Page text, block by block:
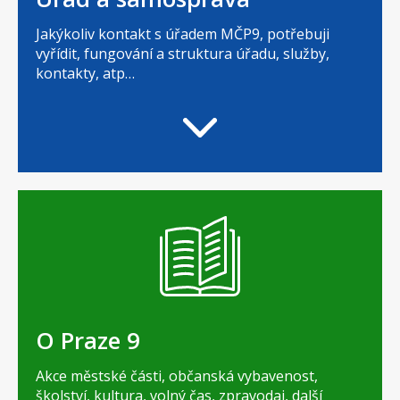
Jakýkoliv kontakt s úřadem MČP9, potřebuji
vyřídit, fungování a struktura úřadu, služby,
kontakty, atp…
O Praze 9
Akce městské části, občanská vybavenost,
školství, kultura, volný čas, zpravodaj, další